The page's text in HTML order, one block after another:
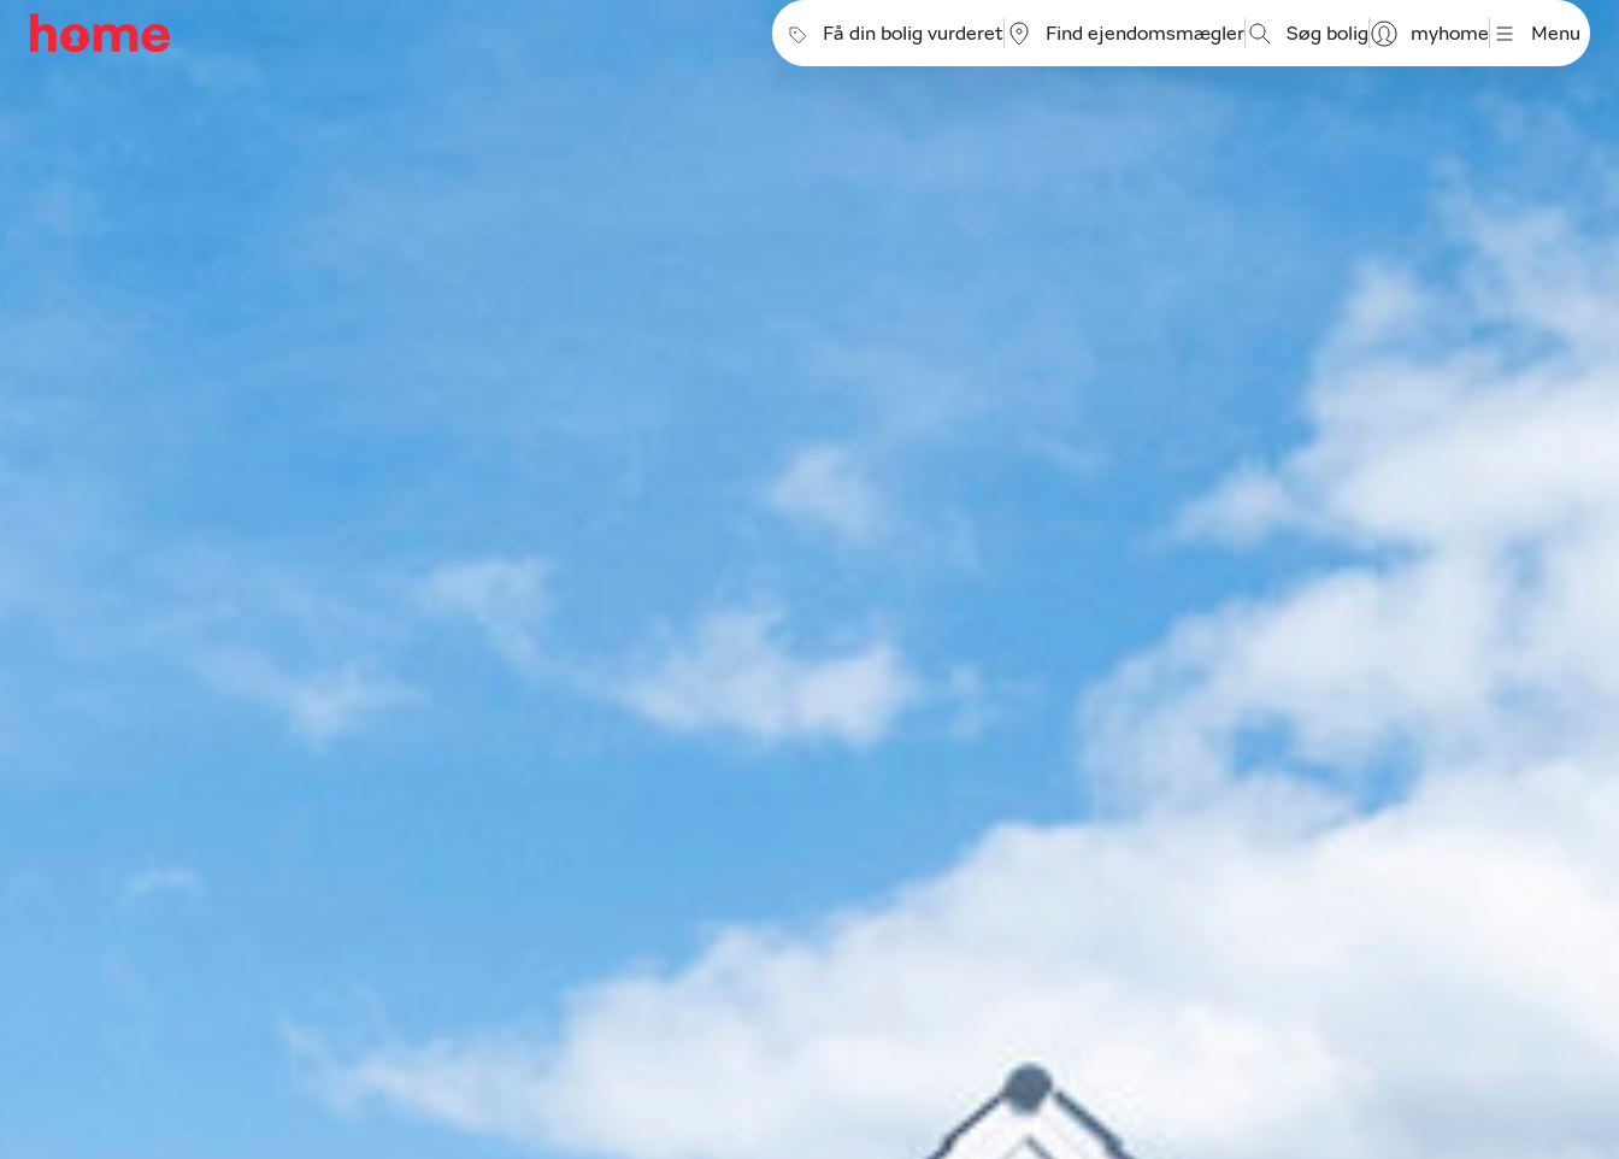
Få din bolig vurderet Find ejendomsmægler Søg bolig myhome Menu